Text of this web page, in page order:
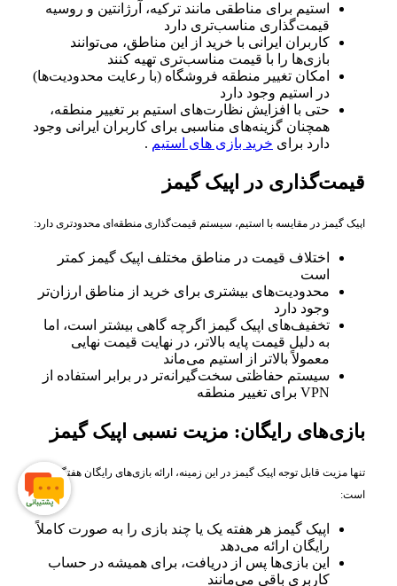
استیم برای مناطقی مانند ترکیه، آرژانتین و روسیه
قیمت‌گذاری مناسب‌تری دارد
کاربران ایرانی با خرید از این مناطق، می‌توانند
بازی‌ها را با قیمت مناسب‌تری تهیه کنند
امکان تغییر منطقه فروشگاه (با رعایت محدودیت‌ها)
در استیم وجود دارد
حتی با افزایش نظارت‌های استیم بر تغییر منطقه،
همچنان گزینه‌های مناسبی برای کاربران ایرانی وجود
دارد برای خرید بازی های استیم .
قیمت‌گذاری در اپیک گیمز
اپیک گیمز در مقایسه با استیم، سیستم قیمت‌گذاری منطقه‌ای محدودتری دارد:
اختلاف قیمت در مناطق مختلف اپیک گیمز کمتر
است
محدودیت‌های بیشتری برای خرید از مناطق ارزان‌تر
وجود دارد
تخفیف‌های اپیک گیمز اگرچه گاهی بیشتر است، اما
به دلیل قیمت پایه بالاتر، در نهایت قیمت نهایی
معمولاً بالاتر از استیم می‌ماند
سیستم حفاظتی سخت‌گیرانه‌تر در برابر استفاده از
VPN برای تغییر منطقه
بازی‌های رایگان: مزیت نسبی اپیک گیمز
تنها مزیت قابل توجه اپیک گیمز در این زمینه، ارائه بازی‌های رایگان هفتگی
است:
اپیک گیمز هر هفته یک یا چند بازی را به صورت کاملاً
رایگان ارائه می‌دهد
این بازی‌ها پس از دریافت، برای همیشه در حساب
کاربری باقی می‌مانند